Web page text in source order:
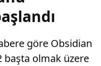
göre Obsidian
başta olmak üzere